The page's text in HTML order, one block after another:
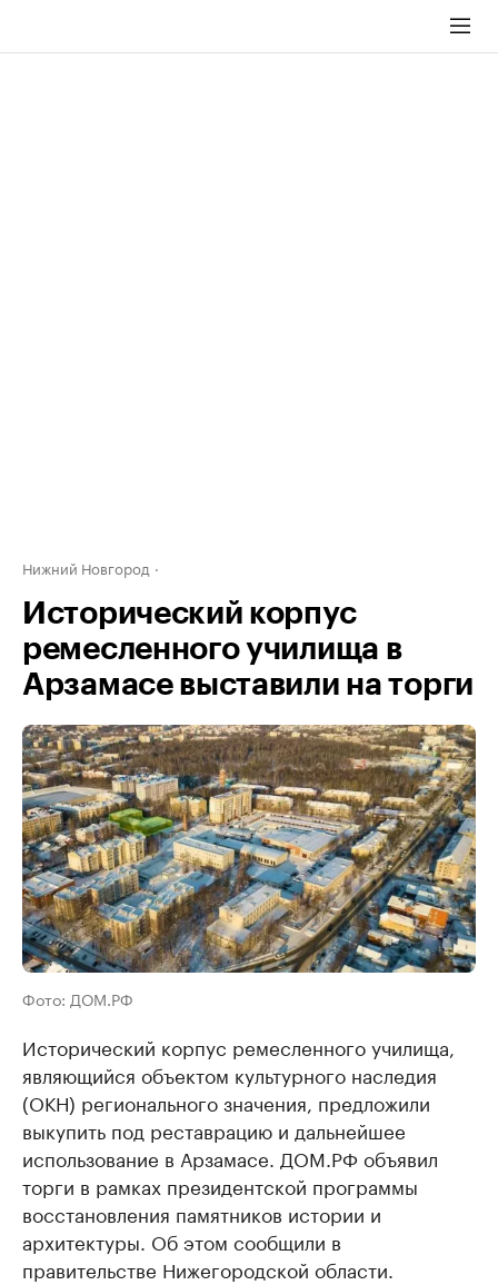
Нижний Новгород
Исторический корпус
ремесленного училища в
Арзамасе выставили на торги
Фото: ДОМ.РФ
Исторический корпус ремесленного училища,
являющийся объектом культурного наследия
(ОКН) регионального значения, предложили
выкупить под реставрацию и дальнейшее
использование в Арзамасе. ДОМ.РФ объявил
торги в рамках президентской программы
восстановления памятников истории и
архитектуры. Об этом сообщили в
правительстве Нижегородской области.